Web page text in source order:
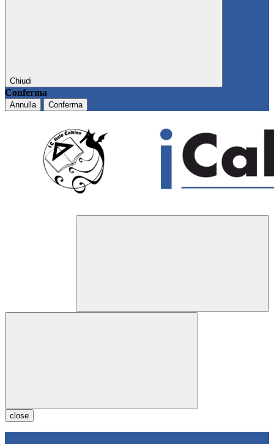
Chiudi
Conferma
Annulla Conferma
close